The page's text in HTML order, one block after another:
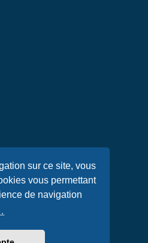
sur ce site, vous
vous permettant
de navigation